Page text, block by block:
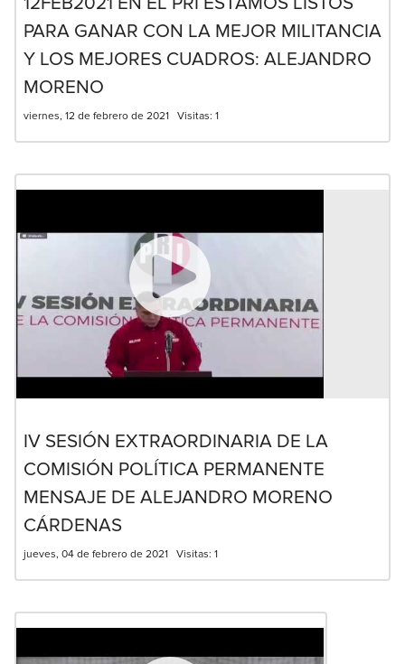
PARA GANAR CON LA MEJOR MILITANCIA
Y LOS MEJORES CUADROS: ALEJANDRO
MORENO
viernes, 12 de febrero de 2021 Visitas: 1
IV SESIÓN EXTRAORDINARIA DE LA
COMISIÓN POLÍTICA PERMANENTE
MENSAJE DE ALEJANDRO MORENO
CÁRDENAS
jueves, 04 de febrero de 2021 Visitas: 1